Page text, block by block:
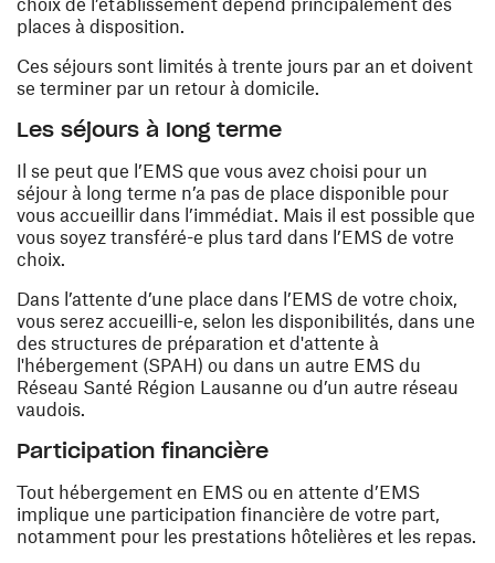
places à disposition.
Ces séjours sont limités à trente jours par an et doivent
se terminer par un retour à domicile.
Les séjours à long terme
Il se peut que l’EMS que vous avez choisi pour un
séjour à long terme n’a pas de place disponible pour
vous accueillir dans l’immédiat. Mais il est possible que
vous soyez transféré-e plus tard dans l’EMS de votre
choix.
Dans l’attente d’une place dans l’EMS de votre choix,
vous serez accueilli-e, selon les disponibilités, dans une
des structures de préparation et d'attente à
l'hébergement (SPAH) ou dans un autre EMS du
Réseau Santé Région Lausanne ou d’un autre réseau
vaudois.
Participation financière
Tout hébergement en EMS ou en attente d’EMS
implique une participation financière de votre part,
notamment pour les prestations hôtelières et les repas.